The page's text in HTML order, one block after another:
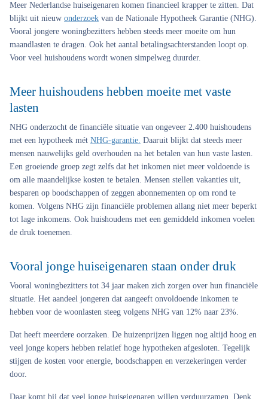
Meer Nederlandse huiseigenaren komen financieel krapper te zitten. Dat
blijkt uit nieuw onderzoek van de Nationale Hypotheek Garantie (NHG).
Vooral jongere woningbezitters hebben steeds meer moeite om hun
maandlasten te dragen. Ook het aantal betalingsachterstanden loopt op.
Voor veel huishoudens wordt wonen simpelweg duurder.
Meer huishoudens hebben moeite met vaste
lasten
NHG onderzocht de financiële situatie van ongeveer 2.400 huishoudens
met een hypotheek mét NHG-garantie. Daaruit blijkt dat steeds meer
mensen nauwelijks geld overhouden na het betalen van hun vaste lasten.
Een groeiende groep zegt zelfs dat het inkomen niet meer voldoende is
om alle maandelijkse kosten te betalen. Mensen stellen vakanties uit,
besparen op boodschappen of zeggen abonnementen op om rond te
komen. Volgens NHG zijn financiële problemen allang niet meer beperkt
tot lage inkomens. Ook huishoudens met een gemiddeld inkomen voelen
de druk toenemen.
Vooral jonge huiseigenaren staan onder druk
Vooral woningbezitters tot 34 jaar maken zich zorgen over hun financiële
situatie. Het aandeel jongeren dat aangeeft onvoldoende inkomen te
hebben voor de woonlasten steeg volgens NHG van 12% naar 23%.
Dat heeft meerdere oorzaken. De huizenprijzen liggen nog altijd hoog en
veel jonge kopers hebben relatief hoge hypotheken afgesloten. Tegelijk
stijgen de kosten voor energie, boodschappen en verzekeringen verder
door.
Daar komt bij dat veel jonge huiseigenaren willen verduurzamen. Denk